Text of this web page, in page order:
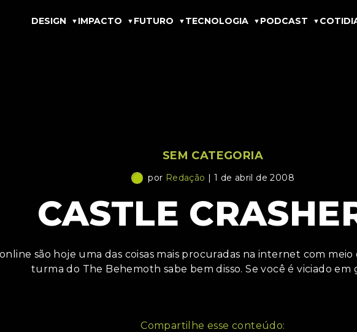
DESIGN IMPACTO FUTURO TECNOLOGIA PODCAST
SEM CATEGORIA
por Redação | 1 de abril de 2008
CASTLE
são hoje uma das coisas mais procuradas na internet com meio
turma do The Behemoth sabe bem disso. Se você é viciado em
Compartilhe esse conteúdo: